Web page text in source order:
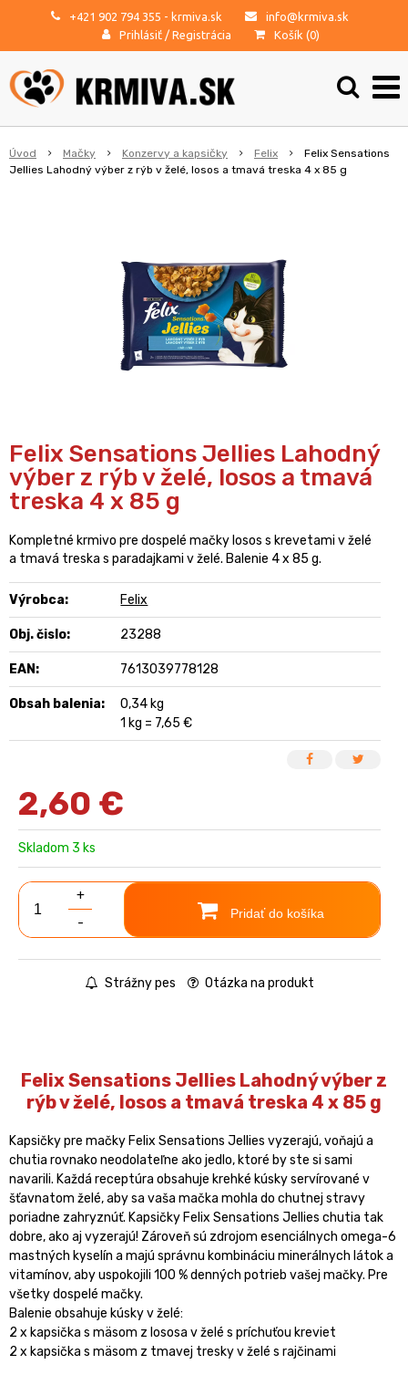
+421 902 794 355 - krmiva.sk
info@krmiva.sk
Prihlásiť / Registrácia Košík (0)
Úvod Mačky Konzervy a kapsičky Felix
Felix Sensations
Jellies Lahodný výber z rýb v želé, losos a tmavá treska 4 x 85 g
Felix Sensations Jellies Lahodný
výber z rýb v želé, losos a tmavá
treska 4 x 85 g
Kompletné krmivo pre dospelé mačky losos s krevetami v želé
a tmavá treska s paradajkami v želé. Balenie 4 x 85 g.
Výrobca: Felix
Obj. čislo: 23288
EAN: 7613039778128
Obsah balenia:
0,34 kg
1 kg = 7,65 €
2,60 €
Skladom 3 ks
+
-
Pridať do košíka
Strážny pes Otázka na produkt
Felix Sensations Jellies Lahodný výber z
rýb v želé, losos a tmavá treska 4 x 85 g
Kapsičky pre mačky Felix Sensations Jellies vyzerajú, voňajú a
chutia rovnako neodolateľne ako jedlo, ktoré by ste si sami
navarili. Každá receptúra obsahuje krehké kúsky servírované v
šťavnatom želé, aby sa vaša mačka mohla do chutnej stravy
poriadne zahryznúť. Kapsičky Felix Sensations Jellies chutia tak
dobre, ako aj vyzerajú! Zároveň sú zdrojom esenciálnych omega-6
mastných kyselín a majú správnu kombináciu minerálnych látok a
vitamínov, aby uspokojili 100 % denných potrieb vašej mačky. Pre
všetky dospelé mačky.
Balenie obsahuje kúsky v želé:
2 x kapsička s mäsom z lososa v želé s príchuťou kreviet
2 x kapsička s mäsom z tmavej tresky v želé s rajčinami